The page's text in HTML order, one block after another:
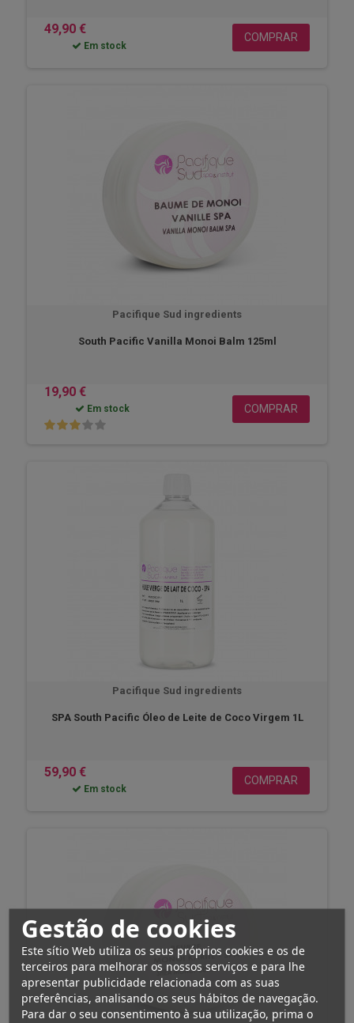
Gestão de cookies
Este sítio Web utiliza os seus próprios cookies e os de
terceiros para melhorar os nossos serviços e para lhe
apresentar publicidade relacionada com as suas
preferências, analisando os seus hábitos de navegação.
Para dar o seu consentimento à sua utilização, prima o
49,90 €
Em stock
COMPRAR
Pacifique Sud ingredients
South Pacific Vanilla Monoi Balm 125ml
19,90 €
Em stock COMPRAR
Pacifique Sud ingredients
SPA South Pacific Óleo de Leite de Coco Virgem 1L
59,90 €
Em stock
COMPRAR